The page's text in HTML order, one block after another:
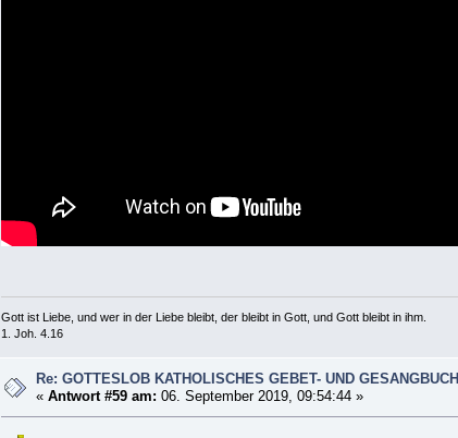
Gott ist Liebe, und wer in der Liebe bleibt, der bleibt in Gott, und Gott bleibt in ihm.
1. Joh. 4.16
Re: GOTTESLOB KATHOLISCHES GEBET- UND GESANGBUCH
«Antwort #59 am: 06. September 2019, 09:54:44 »